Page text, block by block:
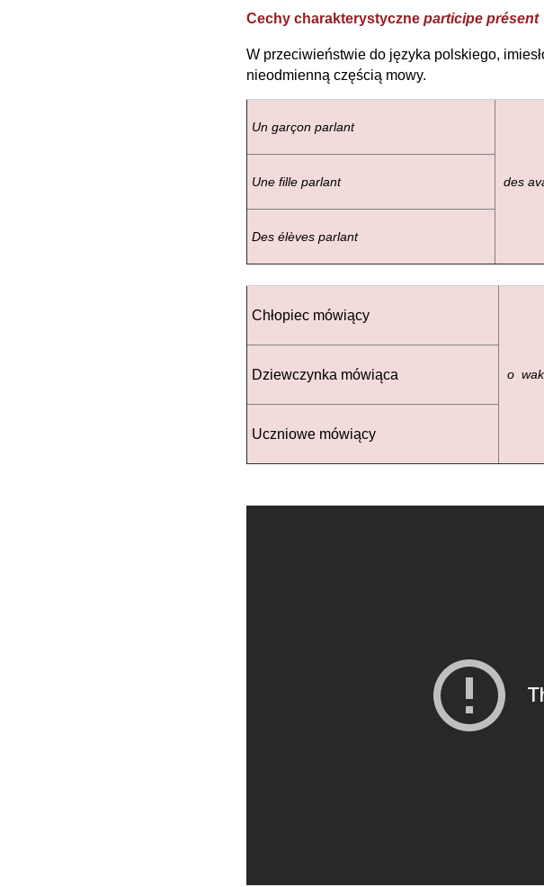
Cechy charakterystyczne participe présent
W przeciwieństwie do języka polskiego,
nieodmienną częścią mowy.
Un garçon parlant
des
Une fille parlant
Des élèves parlant
Chłopiec mówiący
o
Dziewczynka mówiąca
Uczniowe mówiący